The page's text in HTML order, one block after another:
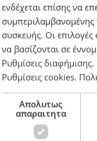
– Ψηφίστηκε νέος
ενδέχεται επίσης να
συσκευής. Οι
να βασίζονται σε
Ρυθμίσεις διαφήμισης.
Ρυθμίσεις cookies.
Απολυτως
απαραιτητα